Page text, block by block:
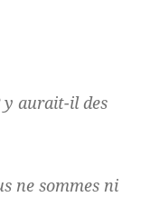
aurait-il des
ne sommes ni